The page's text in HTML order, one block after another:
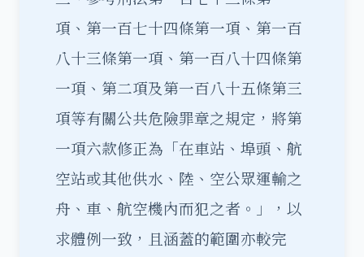
項、第一百七十四條第一項、第一百
八十三條第一項、第一百八十四條第
一項、第二項及第一百八十五條第三
項等有關公共危險罪章之規定，將第
一項六款修正為「在車站、埠頭、航
空站或其他供水、陸、空公眾運輸之
舟、車、航空機內而犯之者。」，以
求體例一致，且涵蓋的範圍亦較完